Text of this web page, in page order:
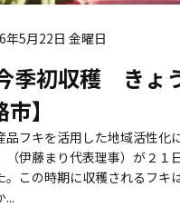
年5月22日 金曜日
季初収穫 きょ
】
フキを活用した地域活性化
（伊藤まり代表理事）が２１
この時期に収穫されるフキ
...